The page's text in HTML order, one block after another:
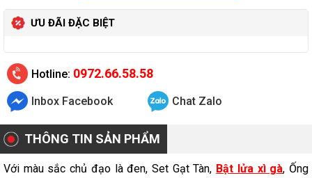
ƯU ĐÃI ĐẶC BIỆT
Hotline: 0972.66.58.58
Inbox Facebook Chat Zalo
THÔNG TIN SẢN PHẨM
Với màu sắc chủ đạo là đen, Set Gạt Tàn, Bật lửa xì gà, Ống